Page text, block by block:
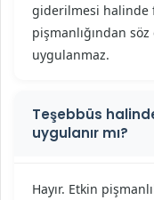
giderilmesi halinde
pişmanlığından
uygulanmaz.
Teşebbüs
uygulanır mı?
Hayır. Etkin